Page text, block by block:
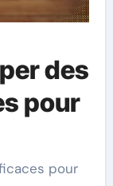
des
pour
pour